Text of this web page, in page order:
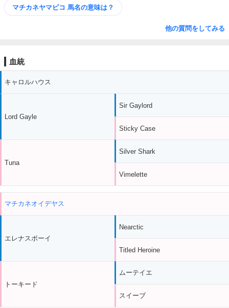
マチカネヤマビコ 馬名の意味は？
他の質問をしてみる
血統
キャロルハウス
Lord Gayle
Tuna
Sir Gaylord
Sticky Case
Silver Shark
Vimelette
マチカネオイデヤス
エレナスボーイ
トーキード
Nearctic
Titled Heroine
ムーテイエ
スイーブ